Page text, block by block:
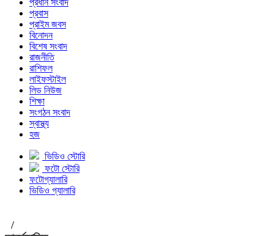
প্রধান সংবাদ
প্রবাস
প্রাইম জবস
বিনোদন
বিশেষ সংবাদ
রাজনীতি
রাশিফল
লাইফস্টাইল
লিড নিউজ
শিক্ষা
সংগঠন সংবাদ
স্বাস্থ্য
হজ
ভিডিও স্টোরি
ফটো স্টোরি
ফটোগ্যালারি
ভিডিও গ্যালারি
/